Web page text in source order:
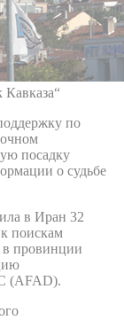
по
посадку
о судьбе
в Иран 32
поискам
в провинции
(AFAD).